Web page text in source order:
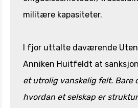
militære kapasiteter.
I fjor uttalte daværende
Anniken Huitfeldt at
et utrolig vanskelig felt. Bare
hvordan et selskap er